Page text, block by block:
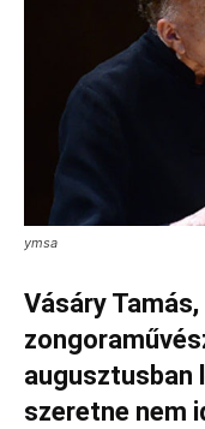
ymsa
Vásáry
augusztusban
szeretne nem